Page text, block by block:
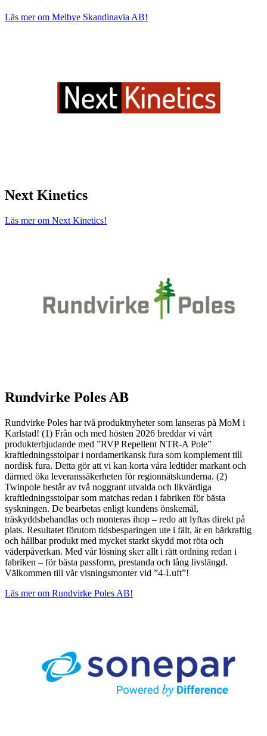
Läs mer om Melbye Skandinavia AB!
Next Kinetics
Läs mer om Next Kinetics!
Rundvirke Poles AB
Rundvirke Poles har två produktnyheter som lanseras på MoM i
Karlstad! (1) Från och med hösten 2026 breddar vi vårt
produkterbjudande med ”RVP Repellent NTR‑A Pole”
kraftledningsstolpar i nordamerikansk fura som komplement till
nordisk fura. Detta gör att vi kan korta våra ledtider markant och
därmed öka leveranssäkerheten för regionnätskunderna. (2)
Twinpole består av två noggrant utvalda och likvärdiga
kraftledningsstolpar som matchas redan i fabriken för bästa
syskningen. De bearbetas enligt kundens önskemål,
träskyddsbehandlas och monteras ihop – redo att lyftas direkt på
plats. Resultatet förutom tidsbesparingen ute i fält, är en bärkraftig
och hållbar produkt med mycket starkt skydd mot röta och
väderpåverkan. Med vår lösning sker allt i rätt ordning redan i
fabriken – för bästa passform, prestanda och lång livslängd.
Välkommen till vår visningsmonter vid ”4-Luft”!
Läs mer om Rundvirke Poles AB!